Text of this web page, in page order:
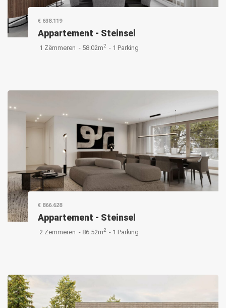
€ 638.119
Appartement - Steinsel
1 Zëmmeren - 58.02m2- 1 Parking
€ 866.628
Appartement - Steinsel
2 Zëmmeren - 86.52m2- 1 Parking